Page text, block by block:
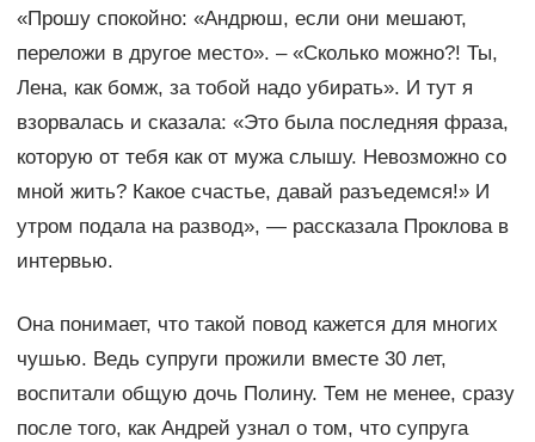
«Прошу спокойно: «Андрюш, если они мешают,
переложи в другое место». – «Сколько можно?! Ты,
Лена, как бомж, за тобой надо убирать». И тут я
взорвалась и сказала: «Это была последняя фраза,
которую от тебя как от мужа слышу. Невозможно со
мной жить? Какое счастье, давай разъедемся!» И
утром подала на развод», — рассказала Проклова в
интервью.
Она понимает, что такой повод кажется для многих
чушью. Ведь супруги прожили вместе 30 лет,
воспитали общую дочь Полину. Тем не менее, сразу
после того, как Андрей узнал о том, что супруга